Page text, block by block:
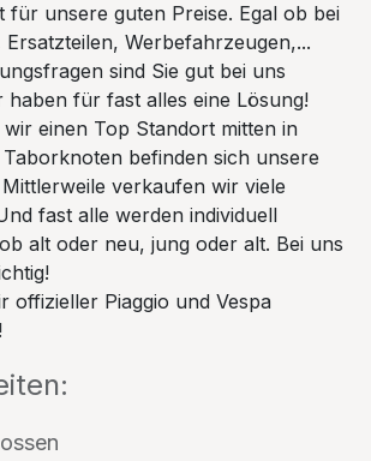
für unsere guten Preise. Egal ob bei
Werbefahrzeugen,...
sind Sie gut bei uns
haben für fast alles eine Lösung!
wir einen Top Standort mitten in
befinden sich unsere
verkaufen wir viele
fast alle werden individuell
alt oder neu, jung oder alt. Bei uns
offizieller Piaggio und Vespa